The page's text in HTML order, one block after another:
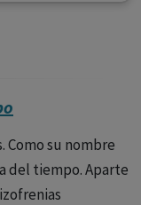
Como su nombre
del tiempo. Aparte